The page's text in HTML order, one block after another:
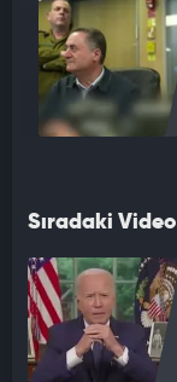
Sıradaki Video